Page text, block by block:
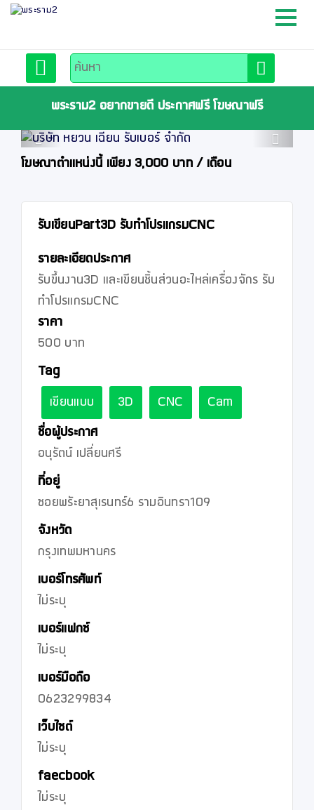
สมัครสมาชิก
ลงประกาศฟรี
พระราม2 อยากขายดี ประกาศฟรี โฆษณาฟรี
Previous
โฆษณาตำแหน่งนี้ เพียง 3,000 บาท / เดือน
รับเขียนPart3D รับทำโปรแกรมCNC
รายละเอียดประกาศ
รับขึ้นงาน3D และเขียนชิ้นส่วนอะไหล่เครื่องจักร รับ
ทำโปรแกรมCNC
ราคา
500 บาท
Tag
เขียนแบบ 3D CNC Cam
ชื่อผู้ประกาศ
อนุรัตน์ เปลี่ยนศรี
ที่อยู่
ซอยพรัะยาสุเรนทร์6 รามอินทรา109
จังหวัด
กรุงเทพมหานคร
เบอร์โทรศัพท์
ไม่ระบุ
เบอร์แฟกซ์
ไม่ระบุ
เบอร์มือถือ
0623299834
เว็บไซต์
ไม่ระบุ
faecbook
ไม่ระบุ